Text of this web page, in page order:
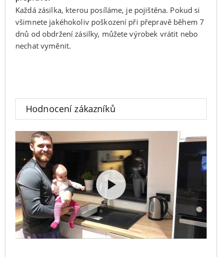
Hodnocení zákazníků
Každá zásilka, kterou posíláme, je pojištěna. Pokud si
všimnete jakéhokoliv poškození při přepravě během 7
dnů od obdržení zásilky, můžete výrobek vrátit nebo
nechat vyměnit.